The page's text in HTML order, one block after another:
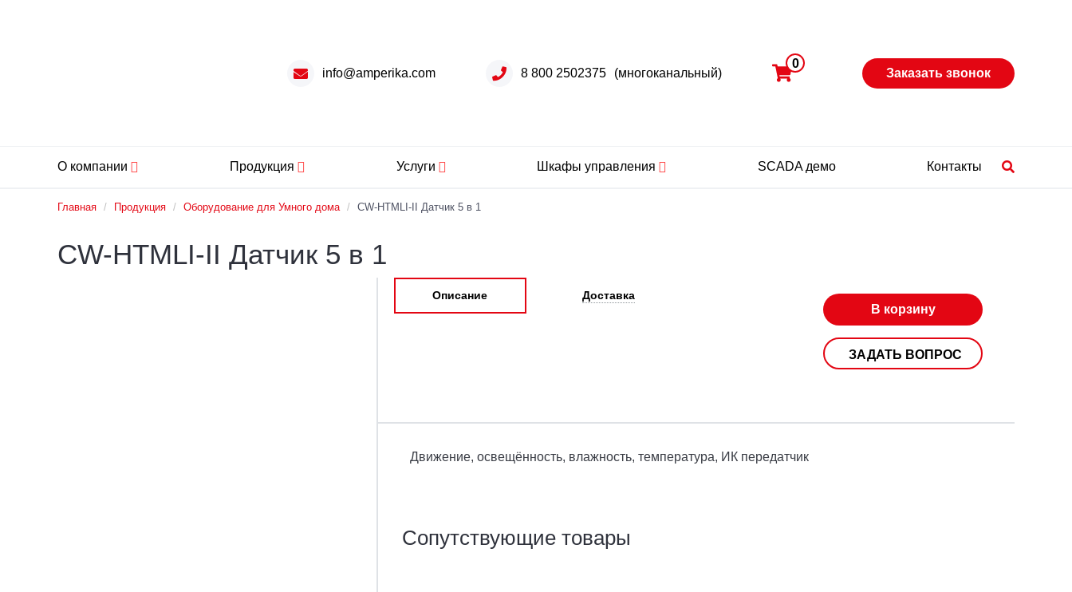
info@amperika.com 8 800 2502375 (многоканальный)
0
Заказать звонок
О компании Продукция Услуги Шкафы управления SCADA демо Контакты
Главная / Продукция / Оборудование для Умного дома / CW-HTMLI-II Датчик 5 в 1
CW-HTMLI-II Датчик 5 в 1
Описание Доставка
В корзину
ЗАДАТЬ ВОПРОС
Движение, освещённость, влажность, температура, ИК передатчик
Сопутствующие товары